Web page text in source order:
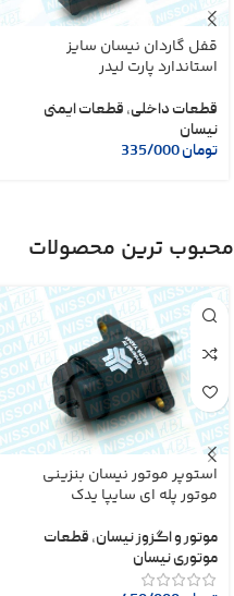
قفل گاردان نیسان سایز
استاندارد پارت لیدر
قطعات داخلی, قطعات ایمنی
نیسان
تومان
محبوب ترین محصولات
استوپر موتور نیسان بنزینی
موتور پله ای سایپا یدک
موتور و اگزوز نیسان, قطعات
موتوری نیسان